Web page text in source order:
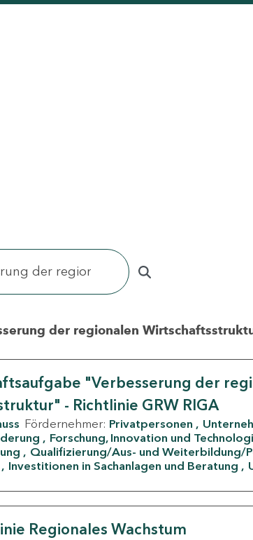
der regionalen
"Verbesserung der
- Richtlinie GRW RIGA
Fördernehmer: Privatpersonen
Forschung, Innovation und
Qualifizierung/Aus- und Weiterbildung/
Investitionen in Sachanlagen und Beratung
Regionales Wachstum